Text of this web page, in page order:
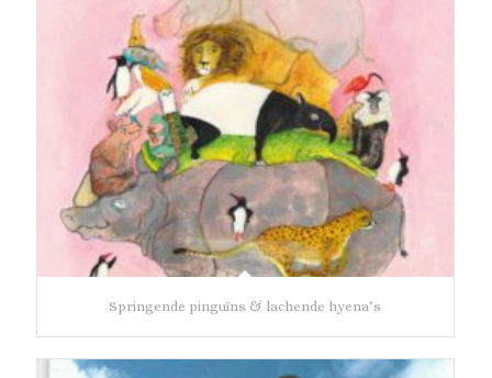
Springende pinguïns & lachende hyena’s